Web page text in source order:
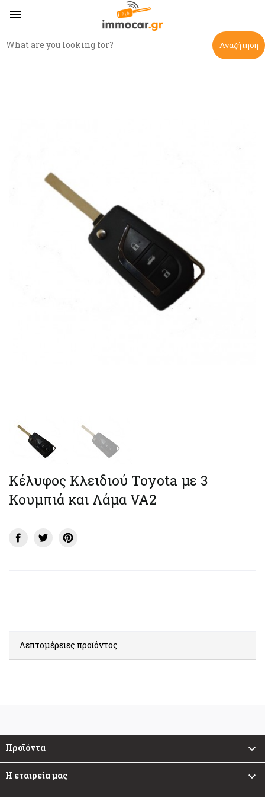

Αναζήτηση
Κέλυφος Κλειδιού Toyota με 3
Κουμπιά και Λάμα VA2
Λεπτομέρειες προϊόντος
Προϊόντα 
Η εταιρεία μας 